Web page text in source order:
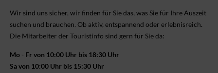
Wir sind uns sicher, wir finden für Sie das, was Sie für Ihre Aus­zeit
suchen und brauchen. Ob aktiv, ent­spannend oder erlebnis­reich.
Die Mitarbeiter der Touristinfo sind gern für Sie da:
Mo - Fr von 10:00 Uhr bis 18:30 Uhr
Sa von 10:00 Uhr bis 15:30 Uhr